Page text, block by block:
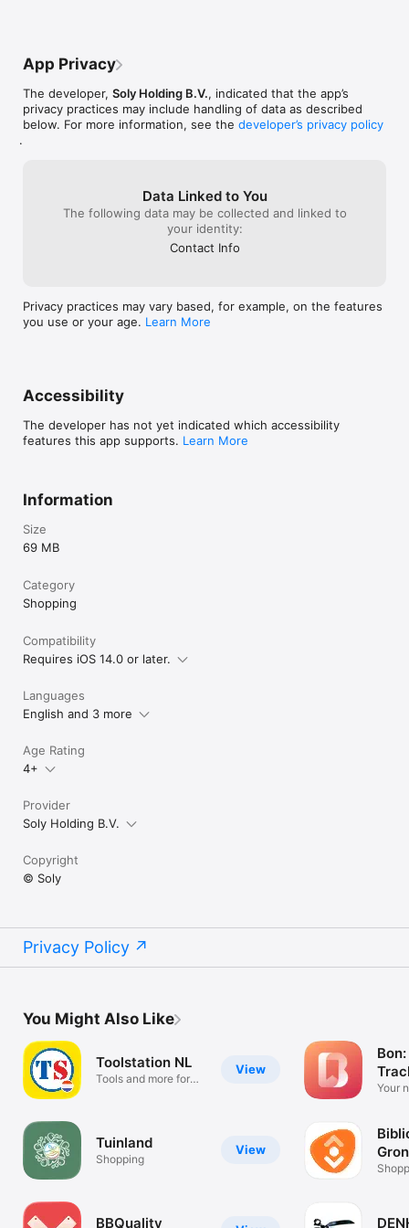
gebruikscomfort.Tenslotte, als vijfde
bijvoorbeeld voor een volle of bijna lege
batterij, of wanneer de stroom laag of
hoog is een waardevolle toevoeging zijn.
App Privacy
The developer, Soly Holding B.V., indicated that the app’s
privacy practices may include handling of data as described
below. For more information, see the developer’s privacy policy
.
Data Linked to You
The following data may be collected and linked to
your identity:
Contact Info
Privacy practices may vary based, for example, on the features
you use or your age. Learn More
Accessibility
The developer has not yet indicated which accessibility
features this app supports. Learn More
Information
Size
69 MB
Category
Shopping
Compatibility
Requires iOS 14.0 or later.
Languages
English and 3 more
Age Rating
4+
Provider
Soly Holding B.V.
Copyright
© Soly
Privacy Policy
You Might Also Like
View
Toolstation NL
Tools and more for
View
Tuinland
Shopping
BBQuality
Your